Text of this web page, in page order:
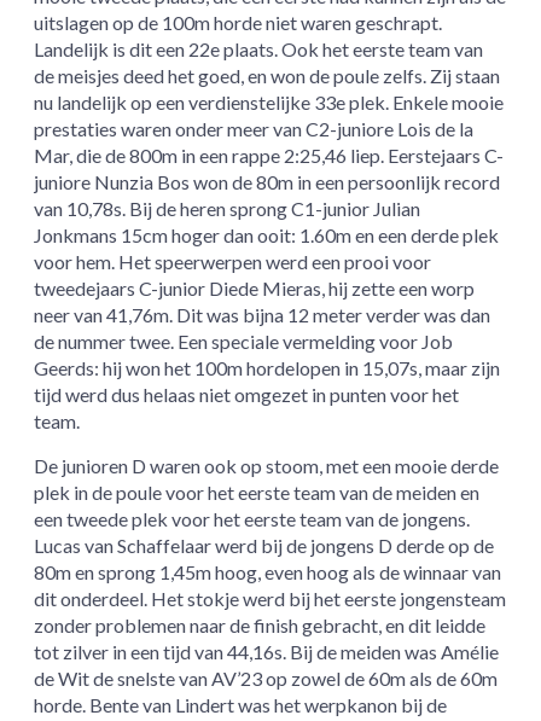
uitslagen op de 100m horde niet waren geschrapt.
Landelijk is dit een 22e plaats. Ook het eerste team van
de meisjes deed het goed, en won de poule zelfs. Zij staan
nu landelijk op een verdienstelijke 33e plek. Enkele mooie
prestaties waren onder meer van C2-juniore Lois de la
Mar, die de 800m in een rappe 2:25,46 liep. Eerstejaars C-
juniore Nunzia Bos won de 80m in een persoonlijk record
van 10,78s. Bij de heren sprong C1-junior Julian
Jonkmans 15cm hoger dan ooit: 1.60m en een derde plek
voor hem. Het speerwerpen werd een prooi voor
tweedejaars C-junior Diede Mieras, hij zette een worp
neer van 41,76m. Dit was bijna 12 meter verder was dan
de nummer twee. Een speciale vermelding voor Job
Geerds: hij won het 100m hordelopen in 15,07s, maar zijn
tijd werd dus helaas niet omgezet in punten voor het
team.
De junioren D waren ook op stoom, met een mooie derde
plek in de poule voor het eerste team van de meiden en
een tweede plek voor het eerste team van de jongens.
Lucas van Schaffelaar werd bij de jongens D derde op de
80m en sprong 1,45m hoog, even hoog als de winnaar van
dit onderdeel. Het stokje werd bij het eerste jongensteam
zonder problemen naar de finish gebracht, en dit leidde
tot zilver in een tijd van 44,16s. Bij de meiden was Amélie
de Wit de snelste van AV’23 op zowel de 60m als de 60m
horde. Bente van Lindert was het werpkanon bij de